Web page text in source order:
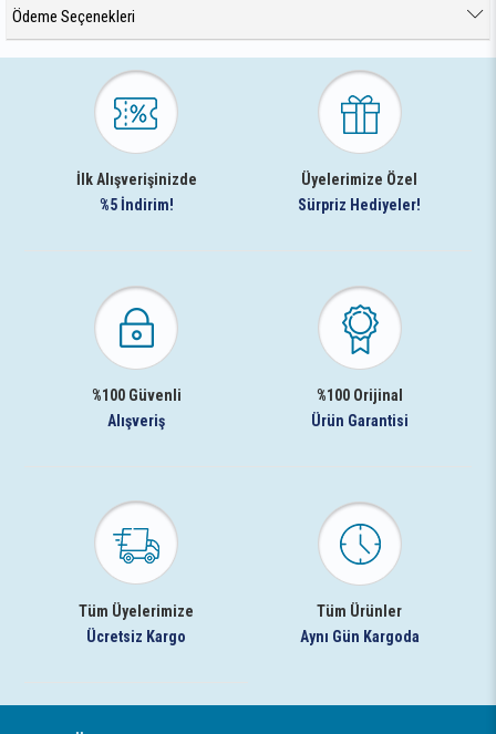
Ödeme Seçenekleri
İlk Alışverişinizde
%5 İndirim!
Üyelerimize Özel
Sürpriz Hediyeler!
%100 Güvenli
Alışveriş
%100 Orijinal
Ürün Garantisi
Tüm Üyelerimize
Ücretsiz Kargo
Tüm Ürünler
Aynı Gün Kargoda